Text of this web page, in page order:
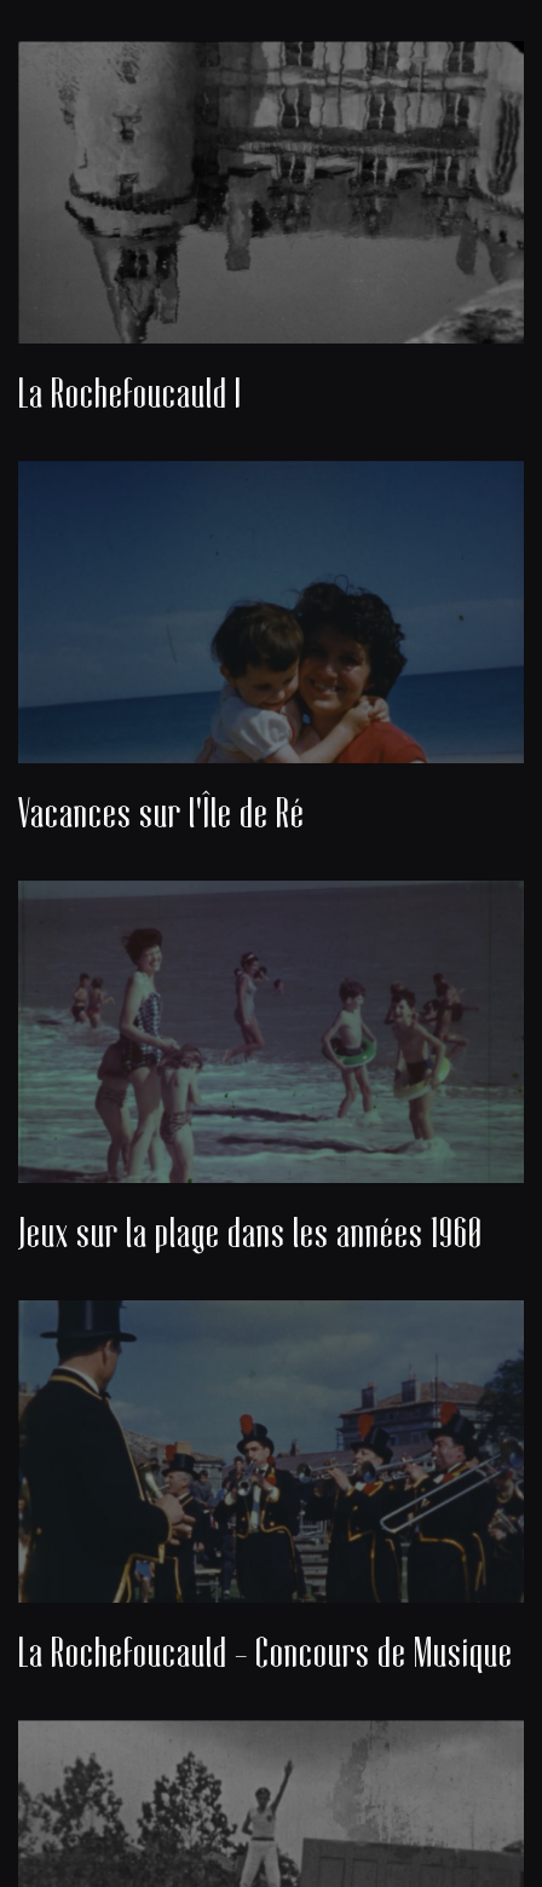
La Rochefoucauld I
Vacances sur l'Île de Ré
Jeux sur la plage dans les années 1960
La Rochefoucauld - Concours de Musique